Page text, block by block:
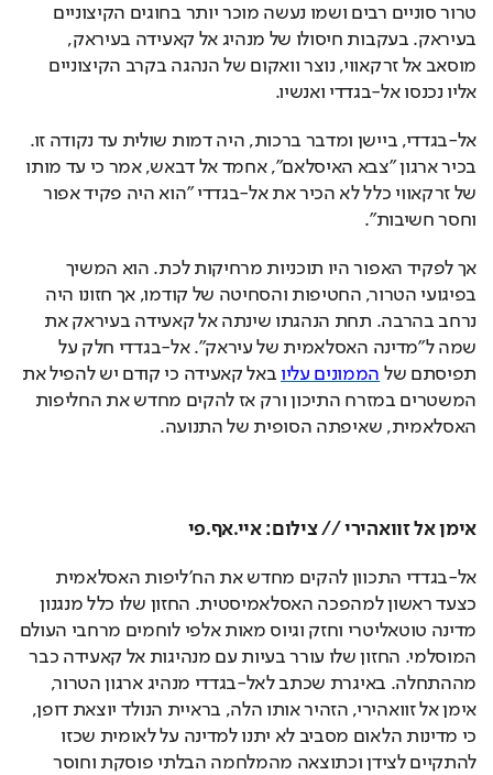
טרור סוניים רבים ושמו נעשה מוכר יותר בחוגים הקיצוניים
בעיראק. בעקבות חיסולו של מנהיג אל קאעידה בעיראק,
מוסאב אל זרקאווי, נוצר וואקום של הנהגה בקרב הקיצוניים
אליו נכנסו אל-בגדדי ואנשיו.
אל-בגדדי, ביישן ומדבר ברכות, היה דמות שולית עד נקודה זו.
בכיר ארגון "צבא האיסלאם", אחמד אל דבאש, אמר כי עד מותו
של זרקאווי כלל לא הכיר את אל-בגדדי "הוא היה פקיד אפור
וחסר חשיבות".
אך לפקיד האפור היו תוכניות מרחיקות לכת. הוא המשיך
בפיגועי הטרור, החטיפות והסחיטה של קודמו, אך חזונו היה
נרחב בהרבה. תחת הנהגתו שינתה אל קאעידה בעיראק את
שמה ל"מדינה האסלאמית של עיראק". אל-בגדדי חלק על
תפיסתם של הממונים עליו
באל קאעידה כי קודם יש להפיל את
המשטרים במזרח התיכון ורק אז להקים מחדש את החליפות
האסלאמית, שאיפתה הסופית של התנועה.
אימן אל זוואהירי // צילום: איי.אף.פי
אל-בגדדי התכוון להקים מחדש את הח'ליפות האסלאמית
כצעד ראשון למהפכה האסלאמיסטית. החזון שלו כלל מנגנון
מדינה טוטאליטרי וחזק וגיוס מאות אלפי לוחמים מרחבי העולם
המוסלמי. החזון שלו עורר בעיות עם מנהיגות אל קאעידה כבר
מההתחלה. באיגרת שכתב לאל-בגדדי מנהיג ארגון הטרור,
אימן אל זוואהירי, הזהיר אותו הלה, בראיית הנולד יוצאת דופן,
כי מדינות הלאום מסביב לא יתנו למדינה על לאומית שכזו
להתקיים לצידן וכתוצאה מהמלחמה הבלתי פוסקת וחוסר